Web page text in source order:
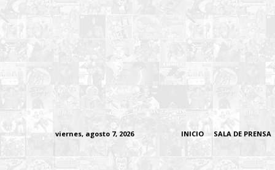
viernes, agosto 7, 2026 INICIO SALA DE PRENSA